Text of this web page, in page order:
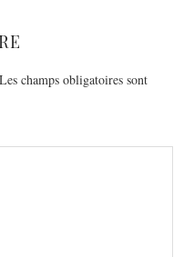
Les champs obligatoires sont